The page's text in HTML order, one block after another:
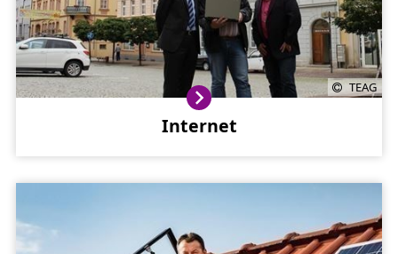
TEAG
Internet